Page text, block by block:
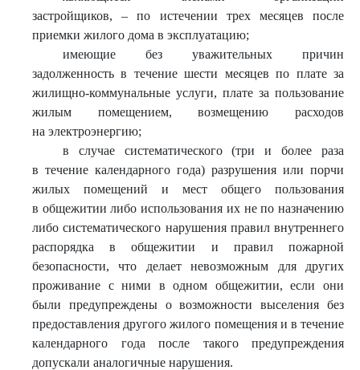
застройщиков, – по истечении трех месяцев после
приемки жилого дома в эксплуатацию;
имеющие без уважительных причин
задолженность в течение шести месяцев по плате за
жилищно-коммунальные услуги, плате за пользование
жилым помещением, возмещению расходов
на электроэнергию;
в случае систематического (три и более раза
в течение календарного года) разрушения или порчи
жилых помещений и мест общего пользования
в общежитии либо использования их не по назначению
либо систематического нарушения правил внутреннего
распорядка в общежитии и правил пожарной
безопасности, что делает невозможным для других
проживание с ними в одном общежитии, если они
были предупреждены о возможности выселения без
предоставления другого жилого помещения и в течение
календарного года после такого предупреждения
допускали аналогичные нарушения.